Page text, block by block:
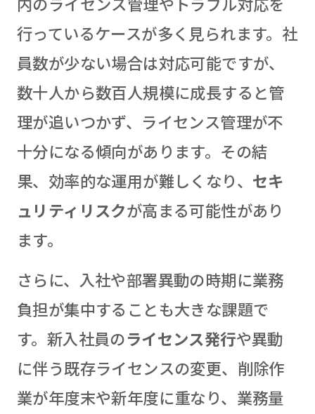
行っているケースが多く見られます。社
員数が少ない場合は対応可能ですが、
数十人から数百人規模に成長すると管
理が追いつかず、ライセンス管理が不
十分になる傾向があります。その結
果、効率的な運用が難しくなり、 セキ
ュリティリスクが高まる可能性があり
ます。
さらに、入社や部署異動の時期に業務
負担が集中することも大きな課題で
す。新入社員のライセンス発行や異動
に伴う既存ライセンスの変更、削除作
業が年度末や新年度に重なり、業務量